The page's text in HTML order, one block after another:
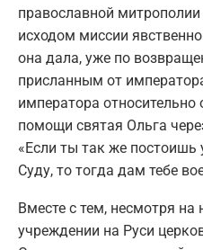
православной
исходом миссии
она дала, уже по
присланным от
императора
помощи святая Ольга
«Если ты так же постоишь
Суду, то тогда дам тебе
Вместе с тем, несмотря на
учреждении на Руси